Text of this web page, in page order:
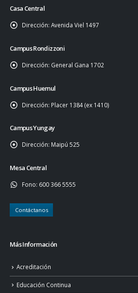
Casa Central
Dirección: Avenida Viel 1497
Campus Rondizzoni
Dirección: General Gana 1702
Campus Huemul
Dirección: Placer 1384 (ex 1410)
Campus Yungay
Dirección: Maipú 525
Mesa Central
Fono: 600 366 5555
Contáctanos
Más Información
Acreditación
Educación Continua